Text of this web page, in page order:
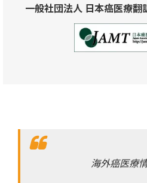
一般社団法人 日本癌医療
海外癌医療